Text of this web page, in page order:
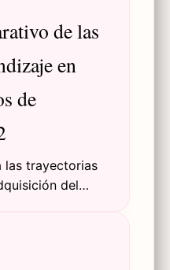
de las
en
de
las trayectorias
del